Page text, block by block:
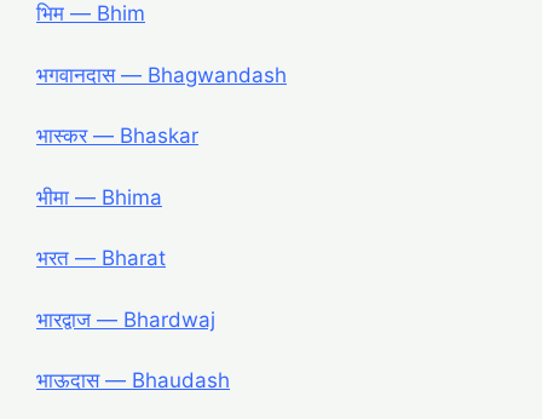
भिम — Bhim
भगवानदास — Bhagwandash
भास्कर — Bhaskar
भीमा — Bhima
भरत — Bharat
भारद्वाज — Bhardwaj
भाऊदास — Bhaudash